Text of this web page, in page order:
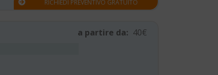
RICHIEDI PREVENTIVO GRATUITO
a partire da: 40€